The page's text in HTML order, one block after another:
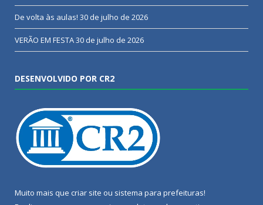
De volta às aulas! 30 de julho de 2026
VERÃO EM FESTA30 de julho de 2026
DESENVOLVIDO POR CR2
Muito mais que criar site ou sistema para prefeituras!